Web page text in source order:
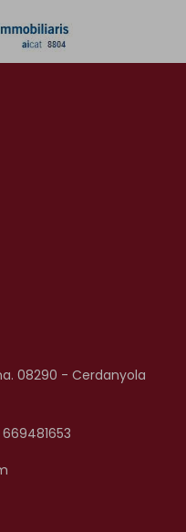
08290 - Cerdanyola